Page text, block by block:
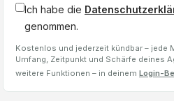
Ich habe die
genommen.
Kostenlos und jederzeit kündbar – jede
Umfang, Zeitpunkt und Schärfe deines
weitere Funktionen – in deinem Login-